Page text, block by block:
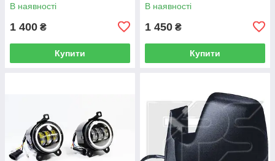
В наявності
1 400 ₴
Купити
В наявності
1 450 ₴
Купити